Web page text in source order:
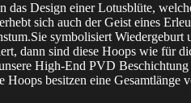
das Design einer Lotusblüte,
sich auch der Geist eines
symbolisiert
dann sind diese Hoops wie für
High-End PVD
besitzen eine Gesamtlänge